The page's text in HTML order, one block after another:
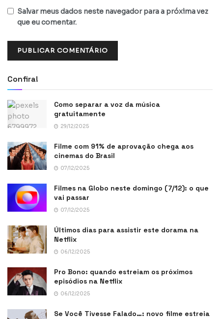
Salvar meus dados neste navegador para a próxima vez
que eu comentar.
Confira!
Como separar a voz da música
gratuitamente
29/12/2025
Filme com 91% de aprovação chega aos
cinemas do Brasil
07/12/2025
Filmes na Globo neste domingo (7/12): o que
vai passar
07/12/2025
Últimos dias para assistir este dorama na
Netflix
06/12/2025
Pro Bono: quando estreiam os próximos
episódios na Netflix
06/12/2025
Se Você Tivesse Falado…: novo filme estreia